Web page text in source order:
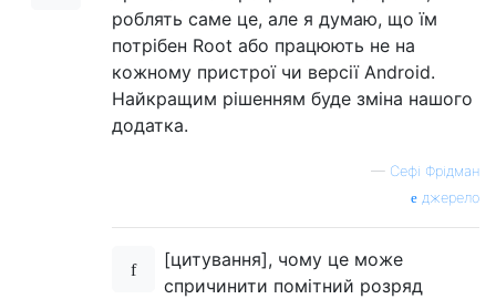
роблять саме це, але я думаю, що їм
потрібен Root або працюють не на
кожному пристрої чи версії Android.
Найкращим рішенням буде зміна нашого
додатка.
— Сефі Фрідман
джерело
[цитування], чому це може
спричинити помітний розряд